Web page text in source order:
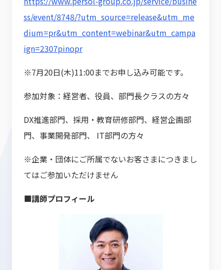
ss/event/8748/?utm_source=release&utm_me
dium=pr&utm_content=webinar&utm_campa
ign=2307pinopr
※7月20日(木)11:00までお申し込み可能です。
参加対象：経営者、役員、部門長クラスの方々
DX推進部門、採用・教育研修部門、経営企画部
門、事業開発部門、 IT部門の方々
※企業・団体にご所属でないお客さまにつきまし
てはご参加いただけません
■講師プロフィール